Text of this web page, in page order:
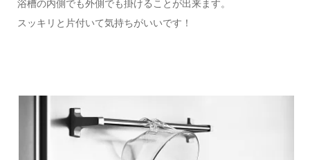
浴槽の内側でも外側でも掛けることが出来ます。
スッキリと片付いて気持ちがいいです！